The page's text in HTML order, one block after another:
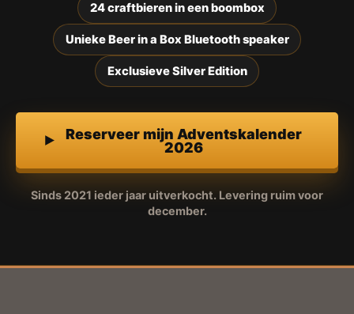
24 craftbieren in een boombox
Unieke Beer in a Box Bluetooth speaker
Exclusieve Silver Edition
Reserveer mijn Adventskalender
2026
Sinds 2021 ieder jaar uitverkocht. Levering ruim voor
december.